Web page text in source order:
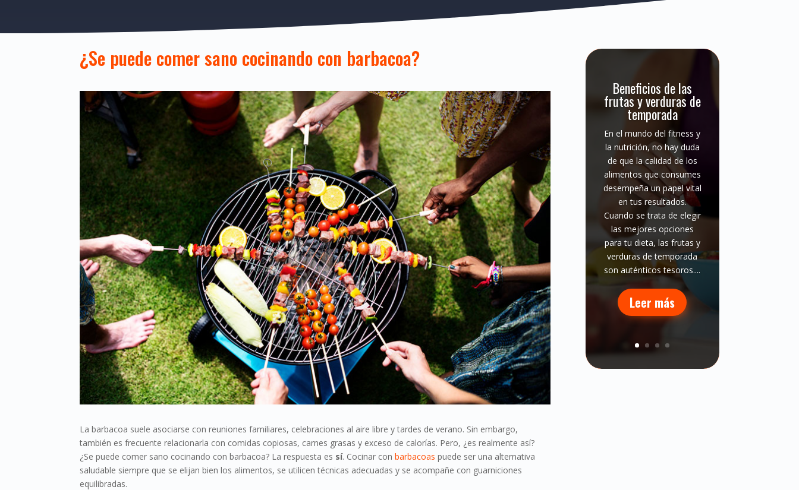
¿Se puede comer sano cocinando con barbacoa?
La barbacoa suele asociarse con reuniones familiares, celebraciones al aire libre y tardes de verano. Sin embargo,
también es frecuente relacionarla con comidas copiosas, carnes grasas y exceso de calorías. Pero, ¿es realmente así?
¿Se puede comer sano cocinando con barbacoa? La respuesta es sí. Cocinar conbarbacoas puede ser una alternativa
saludable siempre que se elijan bien los alimentos, se utilicen técnicas adecuadas y se acompañe con guarniciones
equilibradas.
Beneficios de las
frutas y verduras de
temporada
En el mundo del fitness y
la nutrición, no hay duda
de que la calidad de los
alimentos que consumes
desempeña un papel vital
en tus resultados.
Cuando se trata de elegir
las mejores opciones
para tu dieta, las frutas y
verduras de temporada
son auténticos tesoros....
Leer más